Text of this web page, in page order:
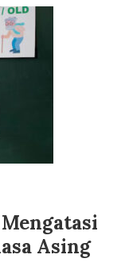
Asing